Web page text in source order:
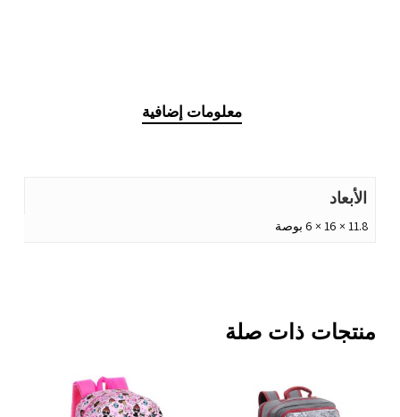
معلومات إضافية
الأبعاد
11.8 × 16 × 6 بوصة
منتجات ذات صلة